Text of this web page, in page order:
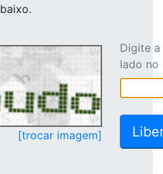
[trocar imagem]
Digite
lado no